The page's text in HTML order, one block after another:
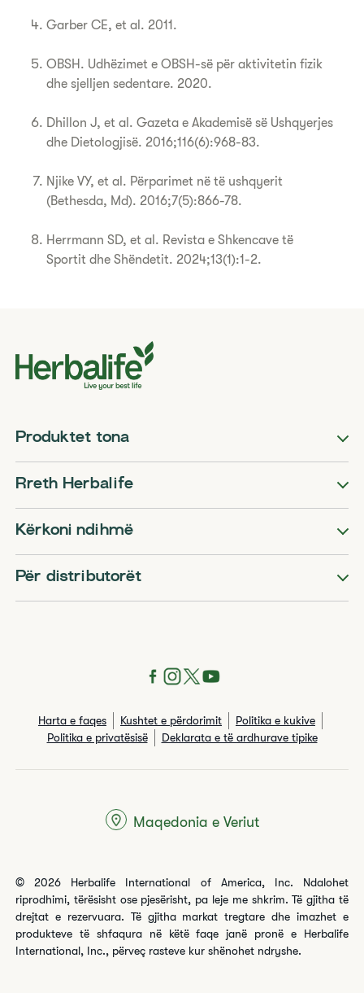
Garber CE, et al. 2011.
OBSH. Udhëzimet e OBSH-së për aktivitetin fizik
dhe sjelljen sedentare. 2020.
Dhillon J, et al. Gazeta e Akademisë së Ushqyerjes
dhe Dietologjisë. 2016;116(6):968-83.
Njike VY, et al. Përparimet në të ushqyerit
(Bethesda, Md). 2016;7(5):866-78.
Herrmann SD, et al. Revista e Shkencave të
Sportit dhe Shëndetit. 2024;13(1):1-2.
Produktet tona
Rreth Herbalife
Kërkoni ndihmë
Për distributorët
Harta e faqes Kushtet e përdorimit
Politika e kukive
Politika e privatësisë
Deklarata e të ardhurave tipike
© 2026 Herbalife International of America, Inc. Ndalohet
riprodhimi, tërësisht ose pjesërisht, pa leje me shkrim. Të gjitha të
drejtat e rezervuara. Të gjitha markat tregtare dhe imazhet e
produkteve të shfaqura në këtë faqe janë pronë e Herbalife
International, Inc., përveç rasteve kur shënohet ndryshe.
Maqedonia e Veriut